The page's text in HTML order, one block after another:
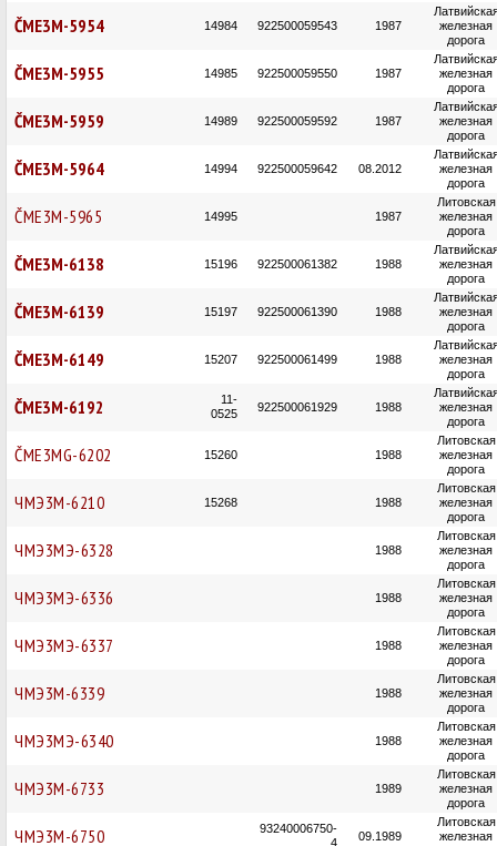
ČME3M-5954 14984 922500059543 1987
железная
дорога
ČME3M-5955 14985 922500059550 1987
железная
дорога
ČME3M-5959 14989 922500059592 1987
железная
дорога
ČME3M-5964 14994 922500059642 08.2012
железная
дорога
ČME3M-5965 14995 1987
Литовская
железная
дорога
ČME3M-6138 15196 922500061382 1988
железная
дорога
ČME3M-6139 15197 922500061390 1988
железная
дорога
ČME3M-6149 15207 922500061499 1988
железная
дорога
ČME3M-6192
11-
0525
922500061929 1988
железная
дорога
ČME3MG-6202 15260 1988
Литовская
железная
дорога
ЧМЭ3М-6210 15268 1988
Литовская
железная
дорога
ЧМЭ3МЭ-6328 1988
Литовская
железная
дорога
ЧМЭ3МЭ-6336 1988
Литовская
железная
дорога
ЧМЭ3МЭ-6337 1988
Литовская
железная
дорога
ЧМЭ3М-6339 1988
Литовская
железная
дорога
ЧМЭ3МЭ-6340 1988
Литовская
железная
дорога
ЧМЭ3М-6733 1989
Литовская
железная
дорога
ЧМЭ3М-6750
93240006750-
4
09.1989
Литовская
железная